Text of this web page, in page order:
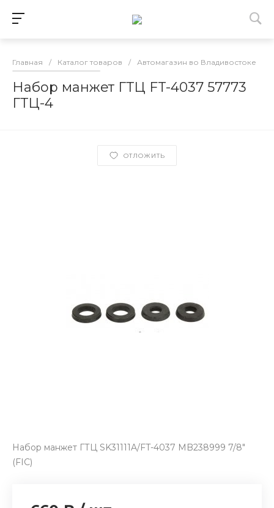
Главная / Каталог товаров / Автомагазин во Владивостоке
Набор манжет ГТЦ FT-4037 57773
ГТЦ-4
ОТЛОЖИТЬ
Набор манжет ГТЦ SK31111A/FT-4037 MB238999 7/8"
(FIC)